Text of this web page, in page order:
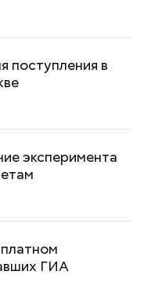
поступления в
эксперимента
ГИА